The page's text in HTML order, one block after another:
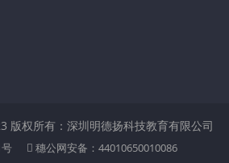
权所有：深圳明德扬科技教育有限公司
穗公网安备：44010650010086